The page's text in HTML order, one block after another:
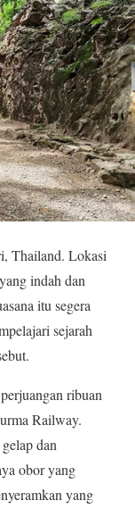
Thailand. Lokasi
indah dan
itu segera
sejarah
ribuan
Railway.
dan
obor yang
yang